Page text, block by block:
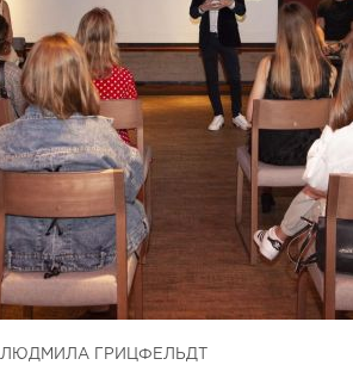
ЛЮДМИЛА ГРИЦФЕЛЬДТ